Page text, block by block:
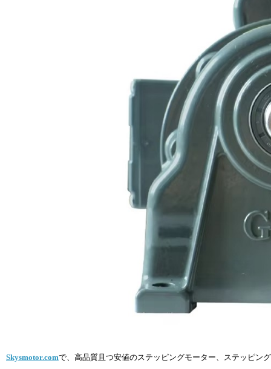
Skysmotor.comで、高品質且つ安値のステッピングモーター、ステッピン